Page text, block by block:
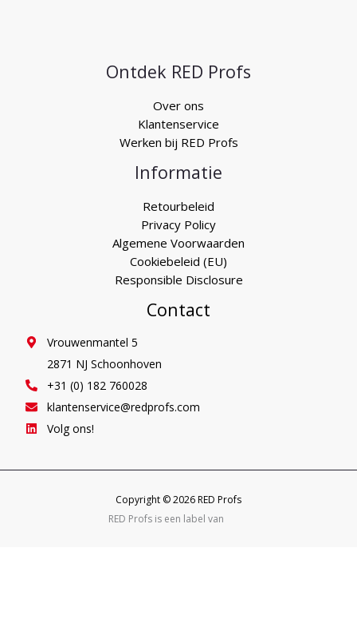
Ontdek RED Profs
Over ons
Klantenservice
Werken bij RED Profs
Informatie
Retourbeleid
Privacy Policy
Algemene Voorwaarden
Cookiebeleid (EU)
Responsible Disclosure
Contact
Vrouwenmantel 5
2871 NJ Schoonhoven
+31 (0) 182 760028
klantenservice@redprofs.com
Volg ons!
Copyright © 2026 RED Profs
RED Profs is een label van